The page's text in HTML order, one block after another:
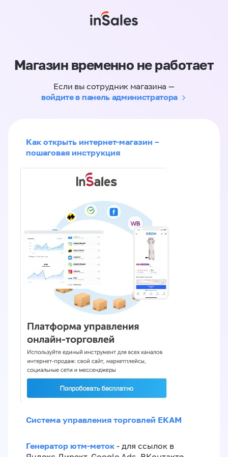
Магазин временно не работает
Если вы сотрудник магазина —
войдите в панель администратора
Как открыть интернет-магазин –
пошаговая инструкция
Система управления торговлей EKAM
Генератор ютм-меток - для ссылок в